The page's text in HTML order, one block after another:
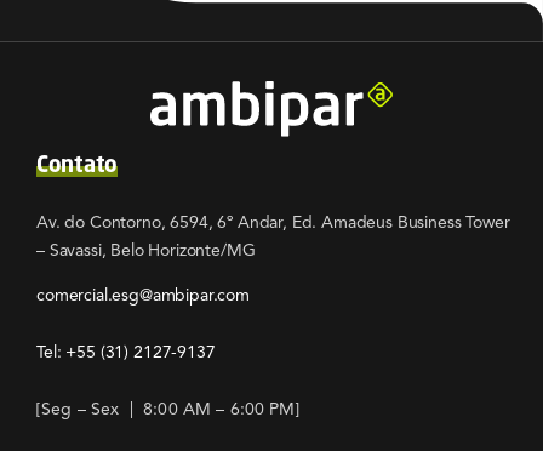
Contato
Av. do Contorno, 6594, 6º Andar, Ed. Amadeus Business Tower
– Savassi, Belo Horizonte/MG
comercial.esg@ambipar.com
Tel: +55 (31) 2127-9137
[Seg – Sex | 8:00 AM – 6:00 PM]